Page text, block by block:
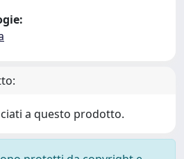
a questo prodotto.